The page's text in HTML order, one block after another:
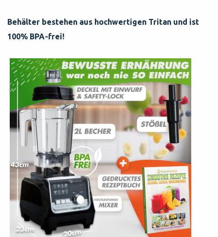
Behälter bestehen aus hochwertigen Tritan und ist
100% BPA-frei!